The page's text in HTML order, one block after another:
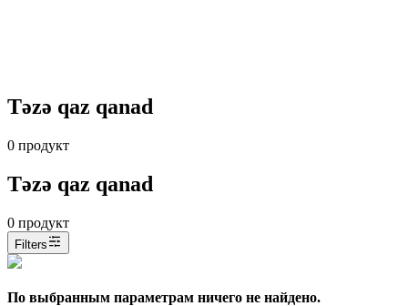
Təzə qaz qanad
0 продукт
Təzə qaz qanad
0 продукт
Filters
По выбранным параметрам ничего не найдено.